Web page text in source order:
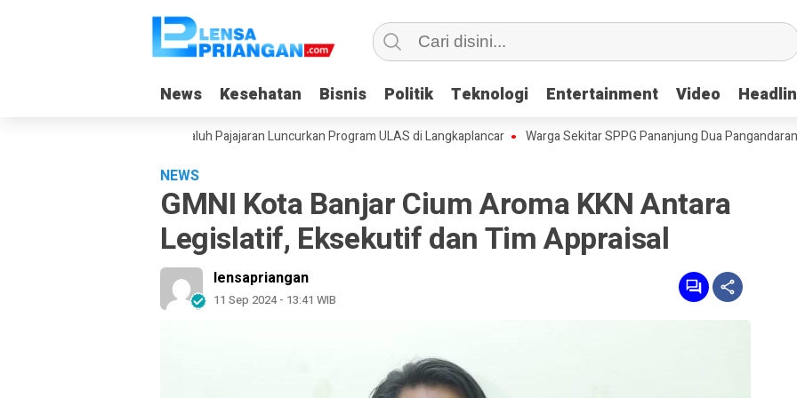
News Kesehatan Bisnis Politik Teknologi Entertainment Video
News Kesehatan Bisnis Politik Teknologi Entertainment Video
Yayasan Dangiang Galuh Pajajaran Luncurkan Program ULAS di Langkaplancar Warga Sekitar SPPG Pananjung Dua Pangandaran,
NEWS
GMNI Kota Banjar Cium Aroma KKN Antara
Legislatif, Eksekutif dan Tim Appraisal
lensapriangan
11 Sep 2024 - 13:41 WIB